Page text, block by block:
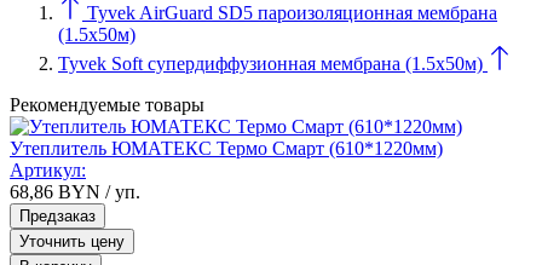
Tyvek AirGuard SD5 пароизоляционная мембрана
(1.5х50м)
Tyvek Soft супердиффузионная мембрана (1.5х50м)
Рекомендуемые товары
Утеплитель ЮМАТЕКС Термо Смарт (610*1220мм)
Артикул:
68,86 BYN / уп.
Предзаказ
Уточнить цену